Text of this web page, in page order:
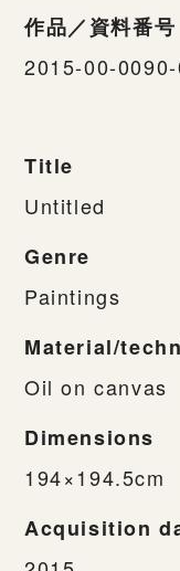
作品／資料番号
2015-00-
Title
Untitled
Genre
Paintings
Material/
Oil on canvas
Dimensions
194×194.5cm
Acquisition